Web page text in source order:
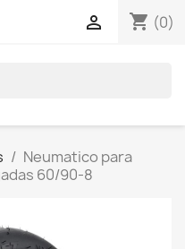
shopping_cart (0)

Neumatico para
60/90-8